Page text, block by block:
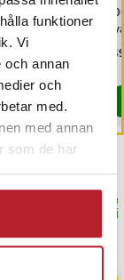
funktioner
Vi
och annan
och
med.
med annan
som de har
2m - Vit
inom 1-2 vardagar